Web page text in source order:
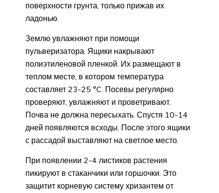
поверхности грунта, только прижав их
ладонью.
Землю увлажняют при помощи
пульверизатора. Ящики накрывают
полиэтиленовой пленкой. Их размещают в
теплом месте, в котором температура
составляет 23-25 °C. Посевы регулярно
проверяют, увлажняют и проветривают.
Почва не должна пересыхать. Спустя 10-14
дней появляются всходы. После этого ящики
с рассадой выставляют на светлое место.
При появлении 2-4 листиков растения
пикируют в стаканчики или горшочки. Это
защитит корневую систему хризантем от